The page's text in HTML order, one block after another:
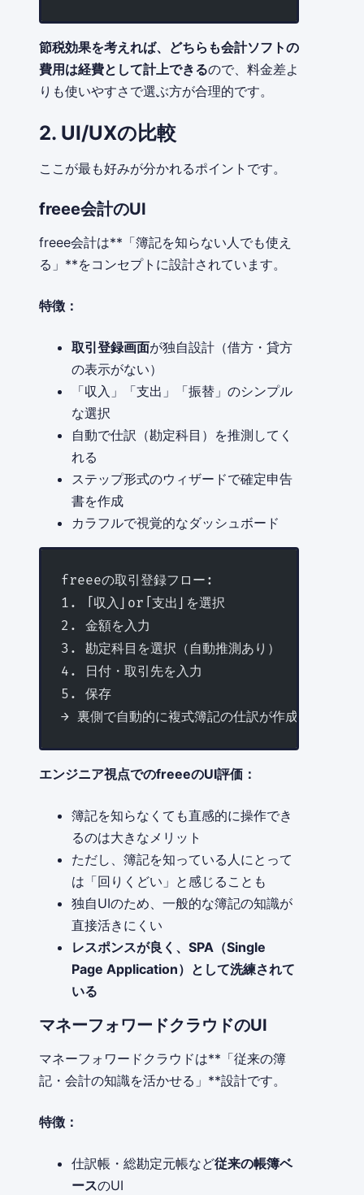
節税効果を考えれば、どちらも会計ソフトの
費用は経費として計上できるので、料金差よ
りも使いやすさで選ぶ方が合理的です。
2. UI/UXの比較
ここが最も好みが分かれるポイントです。
freee会計のUI
freee会計は**「簿記を知らない人でも使え
る」**をコンセプトに設計されています。
特徴：
取引登録画面が独自設計（借方・貸方
の表示がない）
「収入」「支出」「振替」のシンプル
な選択
自動で仕訳（勘定科目）を推測してく
れる
ステップ形式のウィザードで確定申告
書を作成
カラフルで視覚的なダッシュボード
freeeの取引登録フロー:
1. 「収入」or「支出」を選択
2. 金額を入力
3. 勘定科目を選択（自動推測あり）
4. 日付・取引先を入力
5. 保存
→ 裏側で自動的に複式簿記の仕訳が作成される
エンジニア視点でのfreeeのUI評価：
簿記を知らなくても直感的に操作でき
るのは大きなメリット
ただし、簿記を知っている人にとって
は「回りくどい」と感じることも
独自UIのため、一般的な簿記の知識が
直接活きにくい
レスポンスが良く、SPA（Single
Page Application）として洗練されて
いる
マネーフォワードクラウドのUI
マネーフォワードクラウドは**「従来の簿
記・会計の知識を活かせる」**設計です。
特徴：
仕訳帳・総勘定元帳など従来の帳簿ベ
ースのUI